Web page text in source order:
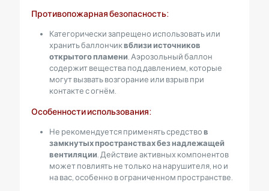
Противопожарная безопасность:
Категорически запрещено использовать или
хранить баллончиквблизи источников
открытого пламени . Аэрозольный баллон
содержит вещества под давлением, которые
могут вызвать возгорание или взрыв при
контакте с огнём.
Особенности использования:
Не рекомендуется применять средствов
замкнутых пространствах без надлежащей
вентиляции . Действие активных компонентов
может повлиять не только на нарушителя, но и
на вас, особенно в ограниченном пространстве.